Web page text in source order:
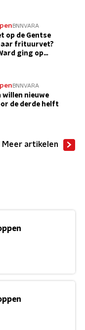
BNNVARA
op de Gentse
frituurvet?
ging op
BNNVARA
nieuwe
de derde helft
Meer artikelen